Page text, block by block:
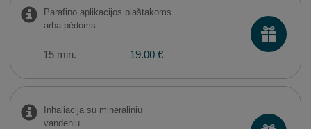
Parafino aplikacijos plaštakoms
arba pėdoms
15 min. 19.00 €
Inhaliacija su mineraliniu
vandeniu